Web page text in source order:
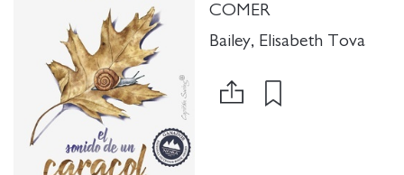
COMER
Bailey, Elisabeth Tova